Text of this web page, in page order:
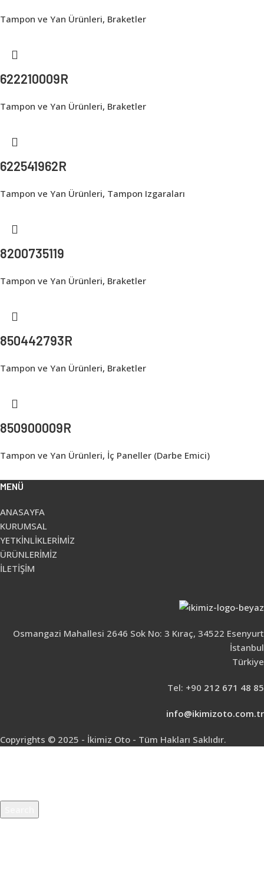
Tampon ve Yan Ürünleri, Braketler
622210009R
Tampon ve Yan Ürünleri, Braketler
622541962R
Tampon ve Yan Ürünleri, Tampon Izgaraları
8200735119
Tampon ve Yan Ürünleri, Braketler
850442793R
Tampon ve Yan Ürünleri, Braketler
850900009R
Tampon ve Yan Ürünleri, İç Paneller (Darbe Emici)
MENÜ
ANASAYFA
KURUMSAL
YETKİNLİKLERİMİZ
ÜRÜNLERİMİZ
İLETİŞİM
Osmangazi Mahallesi 2646 Sok No: 3 Kıraç, 34522 Esenyurt
İstanbul
Türkiye
Tel: +90 212 671 48 85
info@ikimizoto.com.tr
Copyrights © 2025 - İkimiz Oto - Tüm Hakları Saklıdır.